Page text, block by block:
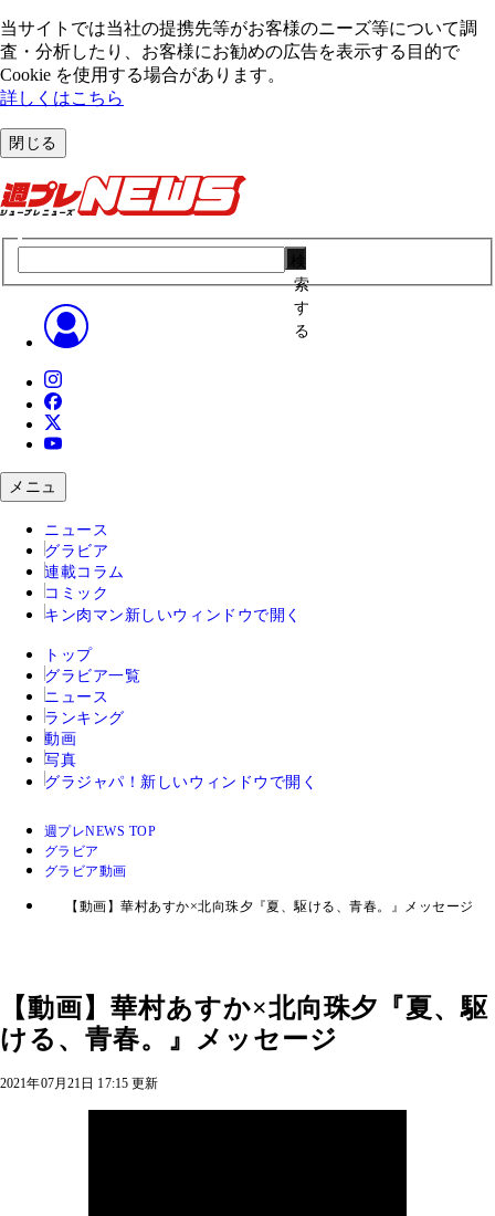
当サイトでは当社の提携先等がお客様のニーズ等について調
査・分析したり、お客様にお勧めの広告を表⽰する⽬的で
Cookie を使⽤する場合があります。
詳しくはこちら
閉じる
索
す
る
メニュ
ニュース
グラビア
連載コラム
コミック
キン肉マン 新しいウィンドウで開く
トップ
グラビア一覧
ニュース
ランキング
動画
写真
グラジャパ！ 新しいウィンドウで開く
週プレNEWS TOP
グラビア
グラビア動画
【動画】華村あすか×北向珠夕『夏、駆ける、青春。』メッセージ
【動画】華村あすか×北向珠夕『夏、駆
ける、青春。』メッセージ
2021年07月21日 17:15 更新